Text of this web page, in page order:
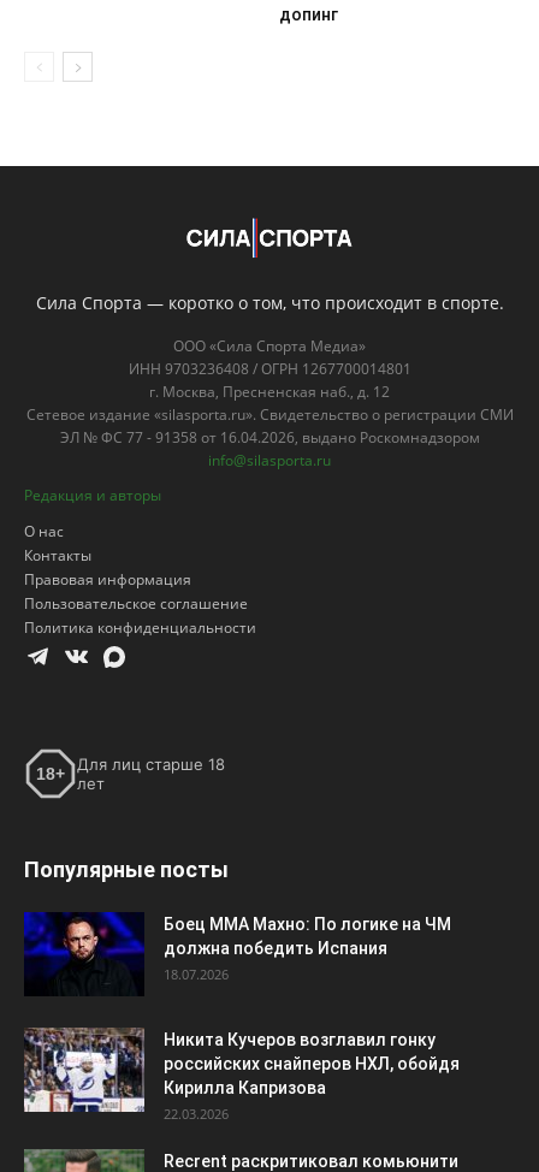
допинг
Сила Спорта — коротко о том, что происходит в спорте.
ООО «Сила Спорта Медиа»
ИНН 9703236408 / ОГРН 1267700014801
г. Москва, Пресненская наб., д. 12
Сетевое издание «silasporta.ru». Свидетельство о регистрации СМИ
ЭЛ № ФС 77 - 91358 от 16.04.2026, выдано Роскомнадзором
info@silasporta.ru
Редакция и авторы
О нас
Контакты
Правовая информация
Пользовательское соглашение
Политика конфиденциальности
18+
Для лиц старше 18
лет
Популярные посты
Боец ММА Махно: По логике на ЧМ
должна победить Испания
18.07.2026
Никита Кучеров возглавил гонку
российских снайперов НХЛ, обойдя
Кирилла Капризова
22.03.2026
Recrent раскритиковал комьюнити